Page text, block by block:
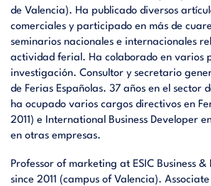
de Valencia). Ha publicado diversos
comerciales y participado en más de
seminarios nacionales e internacionales
actividad ferial. Ha colaborado en varios
investigación. Consultor y secretario
de Ferias Españolas. 37 años en el sector
ha ocupado varios cargos directivos en
2011) e International Business Developer
en otras empresas.
Professor of marketing at ESIC Business &
since 2011 (campus of Valencia).